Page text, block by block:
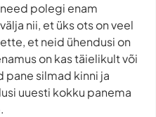
polegi enam
nii, et üks ots on veel
et neid ühendusi on
on kas täielikult või
pane silmad kinni ja
uuesti kokku panema